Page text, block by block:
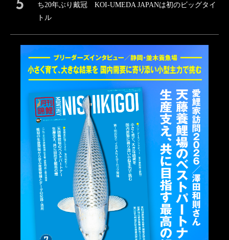
ち20年ぶり戴冠 KOI-UMEDA JAPANは初のビッグタイ
トル